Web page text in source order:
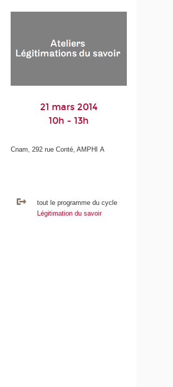
21 mars 2014
10h - 13h
Cnam, 292 rue Conté, AMPHI A
tout le programme du cycle
Légitimation du savoir